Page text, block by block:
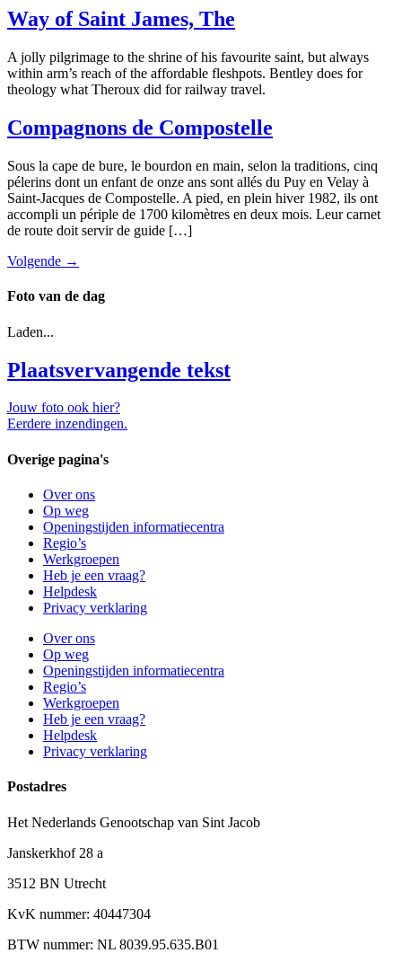
Way of Saint James, The
A jolly pilgrimage to the shrine of his favourite saint, but always
within arm’s reach of the affordable fleshpots. Bentley does for
theology what Theroux did for railway travel.
Compagnons de Compostelle
Sous la cape de bure, le bourdon en main, selon la traditions, cinq
pélerins dont un enfant de onze ans sont allés du Puy en Velay à
Saint-Jacques de Compostelle. A pied, en plein hiver 1982, ils ont
accompli un périple de 1700 kilomètres en deux mois. Leur carnet
de route doit servir de guide […]
Volgende →
Foto van de dag
Laden...
Plaatsvervangende tekst
Jouw foto ook hier?
Eerdere inzendingen.
Overige pagina's
Over ons
Op weg
Openingstijden informatiecentra
Regio’s
Werkgroepen
Heb je een vraag?
Helpdesk
Privacy verklaring
Over ons
Op weg
Openingstijden informatiecentra
Regio’s
Werkgroepen
Heb je een vraag?
Helpdesk
Privacy verklaring
Postadres
Het Nederlands Genootschap van Sint Jacob
Janskerkhof 28 a
3512 BN Utrecht
KvK nummer: 40447304
BTW nummer: NL 8039.95.635.B01